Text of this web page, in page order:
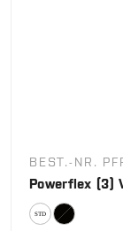
BEST.-NR.
Powerflex (3)